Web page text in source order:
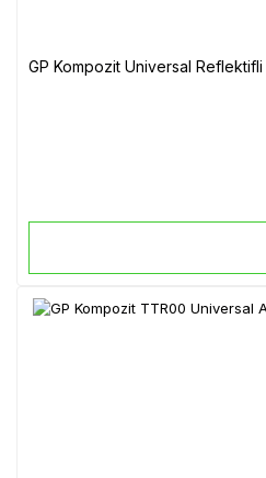
GP Kompozit Universal